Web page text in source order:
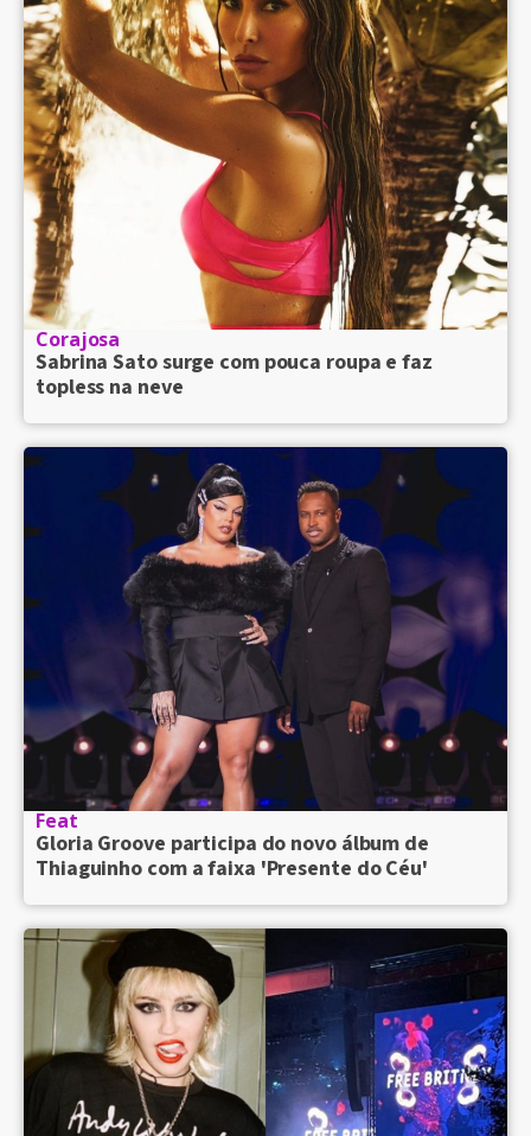
Corajosa
Sabrina Sato surge com pouca roupa e faz
topless na neve
Feat
Gloria Groove participa do novo álbum de
Thiaguinho com a faixa 'Presente do Céu'